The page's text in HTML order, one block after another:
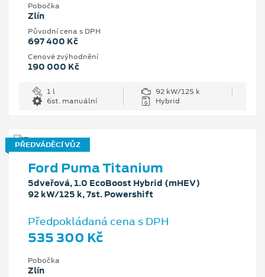
Pobočka
Zlín
Původní cena s DPH
697 400 Kč
Cenové zvýhodnění
190 000 Kč
1 l
92 kW/125 k
6st. manuální
Hybrid
PŘEDVÁDĚCÍ VŮZ
Ford Puma Titanium
5dveřová, 1.0 EcoBoost Hybrid (mHEV)
92 kW/125 k, 7st. Powershift
Předpokládaná cena s DPH
535 300 Kč
Pobočka
Zlín